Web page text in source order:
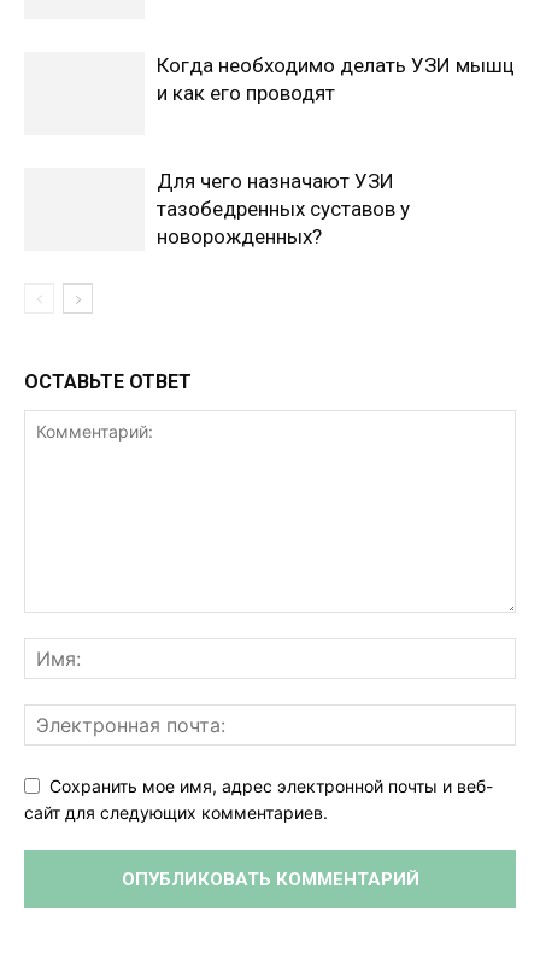
Когда необходимо делать УЗИ мышц
и как его проводят
Для чего назначают УЗИ
тазобедренных суставов у
новорожденных?
ОСТАВЬТЕ ОТВЕТ
Сохранить мое имя, адрес электронной почты и веб-
сайт для следующих комментариев.